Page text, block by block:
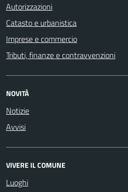
Autorizzazioni
Catasto e urbanistica
Imprese e commercio
Tributi, finanze e contravvenzioni
NOVITÀ
Notizie
Avvisi
VIVERE IL COMUNE
Luoghi